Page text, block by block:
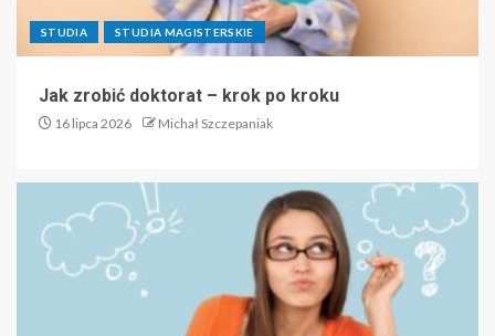
STUDIA STUDIA MAGISTERSKIE
Jak zrobić doktorat – krok po kroku
16 lipca 2026 Michał Szczepaniak